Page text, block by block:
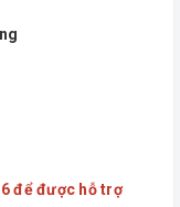
để được hỗ trợ